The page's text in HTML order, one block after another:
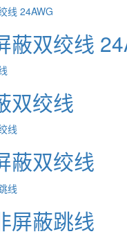
蔽双绞线
双绞线
蔽双绞线
屏蔽跳线